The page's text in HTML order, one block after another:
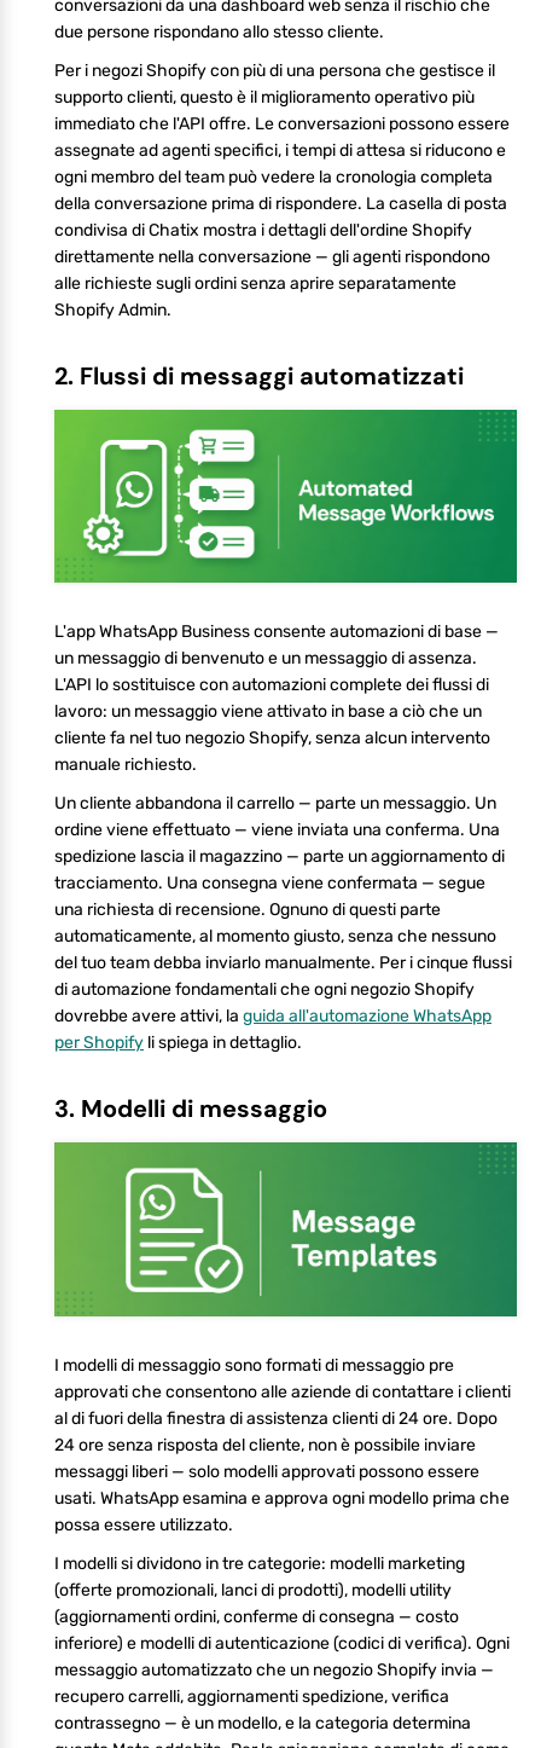
conversazioni da una dashboard web senza il rischio che
due persone rispondano allo stesso cliente.
Per i negozi Shopify con più di una persona che gestisce il
supporto clienti, questo è il miglioramento operativo più
immediato che l'API offre. Le conversazioni possono essere
assegnate ad agenti specifici, i tempi di attesa si riducono e
ogni membro del team può vedere la cronologia completa
della conversazione prima di rispondere. La casella di posta
condivisa di Chatix mostra i dettagli dell'ordine Shopify
direttamente nella conversazione — gli agenti rispondono
alle richieste sugli ordini senza aprire separatamente
Shopify Admin.
2. Flussi di messaggi automatizzati
L'app WhatsApp Business consente automazioni di base —
un messaggio di benvenuto e un messaggio di assenza.
L'API lo sostituisce con automazioni complete dei flussi di
lavoro: un messaggio viene attivato in base a ciò che un
cliente fa nel tuo negozio Shopify, senza alcun intervento
manuale richiesto.
Un cliente abbandona il carrello — parte un messaggio. Un
ordine viene effettuato — viene inviata una conferma. Una
spedizione lascia il magazzino — parte un aggiornamento di
tracciamento. Una consegna viene confermata — segue
una richiesta di recensione. Ognuno di questi parte
automaticamente, al momento giusto, senza che nessuno
del tuo team debba inviarlo manualmente. Per i cinque flussi
di automazione fondamentali che ogni negozio Shopify
dovrebbe avere attivi, la guida all'automazione WhatsApp
per Shopify li spiega in dettaglio.
3. Modelli di messaggio
I modelli di messaggio sono formati di messaggio pre
approvati che consentono alle aziende di contattare i clienti
al di fuori della finestra di assistenza clienti di 24 ore. Dopo
24 ore senza risposta del cliente, non è possibile inviare
messaggi liberi — solo modelli approvati possono essere
usati. WhatsApp esamina e approva ogni modello prima che
possa essere utilizzato.
I modelli si dividono in tre categorie: modelli marketing
(offerte promozionali, lanci di prodotti), modelli utility
(aggiornamenti ordini, conferme di consegna — costo
inferiore) e modelli di autenticazione (codici di verifica). Ogni
messaggio automatizzato che un negozio Shopify invia —
recupero carrelli, aggiornamenti spedizione, verifica
contrassegno — è un modello, e la categoria determina